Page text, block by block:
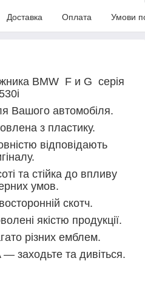
Доставка Оплата Умови
BMW F и G серія
530i
Вашого автомобіля.
з пластику.
відповідають
та стійка до впливу
умов.
скотч.
якістю продукції.
різних емблем.
заходьте та дивіться.